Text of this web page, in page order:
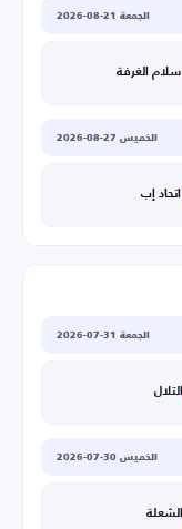
الجمعة 21-08-2026
سلام الغرفة
الخميس 27-08-2026
اتحاد إب
الجمعة 31-07-2026
التلال
الخميس 30-07-2026
الشعلة